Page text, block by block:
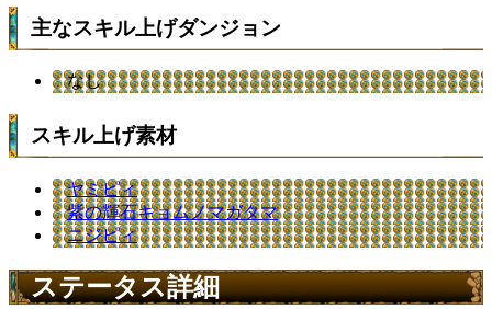
主なスキル上げダンジョン
なし
スキル上げ素材
ヤミピィ
紫の輝石キョムノマガタマ
ニジピィ
ステータス詳細